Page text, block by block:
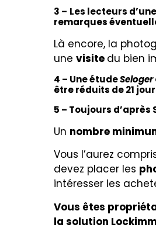
3 – Les lecteurs
remarques
Là encore, la
une visite du bien
4 – Une étudeSeloger
être réduits de 21
5 – Toujours
Un nombre
Vous l’aurez
devez placer les
intéresser les
Vous êtes
la solution